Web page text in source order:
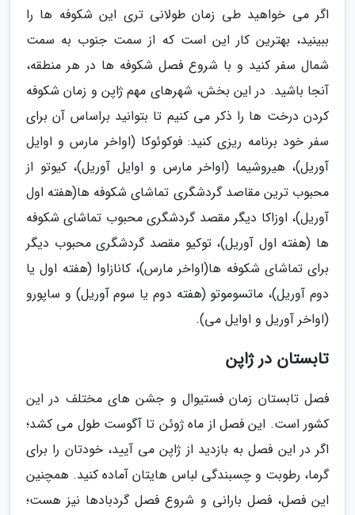
اگر می خواهید طی زمان طولانی تری این شکوفه ها را
ببینید، بهترین کار این است که از سمت جنوب به سمت
شمال سفر کنید و با شروع فصل شکوفه ها در هر منطقه،
آنجا باشید. در این بخش، شهرهای مهم ژاپن و زمان شکوفه
کردن درخت ها را ذکر می کنیم تا بتوانید براساس آن برای
سفر خود برنامه ریزی کنید: فوکوئوکا (اواخر مارس و اوایل
آوریل)، هیروشیما (اواخر مارس و اوایل آوریل)، کیوتو از
محبوب ترین مقاصد گردشگری تماشای شکوفه ها(هفته اول
آوریل)، اوزاکا دیگر مقصد گردشگری محبوب تماشای شکوفه
ها (هفته اول آوریل)، توکیو مقصد گردشگری محبوب دیگر
برای تماشای شکوفه ها(اواخر مارس)، کانازاوا (هفته اول یا
دوم آوریل)، ماتسوموتو (هفته دوم یا سوم آوریل) و ساپورو
(اواخر آوریل و اوایل می).
تابستان در ژاپن
فصل تابستان زمان فستیوال و جشن های مختلف در این
کشور است. این فصل از ماه ژوئن تا آگوست طول می کشد؛
اگر در این فصل به بازدید از ژاپن می آیید، خودتان را برای
گرما، رطوبت و چسبندگی لباس هایتان آماده کنید. همچنین
این فصل، فصل بارانی و شروع فصل گردبادها نیز هست؛